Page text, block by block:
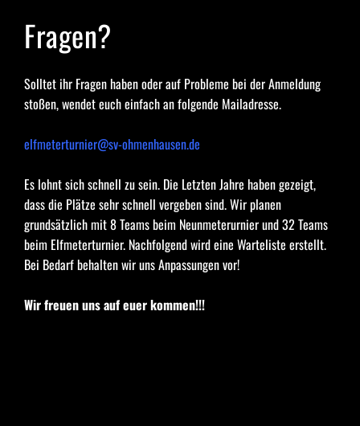
Fragen?
Solltet ihr Fragen haben oder auf Probleme bei der Anmeldung
stoßen, wendet euch einfach an folgende Mailadresse.
elfmeterturnier@sv-ohmenhausen.de
Es lohnt sich schnell zu sein. Die Letzten Jahre haben gezeigt,
dass die Plätze sehr schnell vergeben sind. Wir planen
grundsätzlich mit 8 Teams beim Neunmeterurnier und 32 Teams
beim Elfmeterturnier. Nachfolgend wird eine Warteliste erstellt.
Bei Bedarf behalten wir uns Anpassungen vor!
Wir freuen uns auf euer kommen!!!